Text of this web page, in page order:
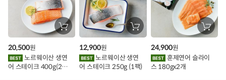
장
바
에
담
기
노르웨이산 생연
어 스테이크 400g(2조
20,500원
장
바
에
담
기
노르웨이산 생연
어 스테이크 250g (1팩)
12,900원
장
바
에
담
스 180gx2개
24,900원